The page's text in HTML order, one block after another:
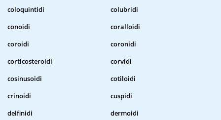
coloquintidi
colubridi
conoidi
coralloidi
coroidi
coronidi
corticosteroidi
corvidi
cosinusoidi
cotiloidi
crinoidi
cuspidi
delfinidi
dermoidi